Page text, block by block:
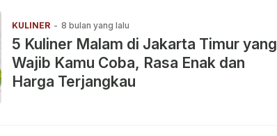
KULINER - 8 bulan yang lalu
5 Kuliner Malam di Jakarta Timur yang
Wajib Kamu Coba, Rasa Enak dan
Harga Terjangkau